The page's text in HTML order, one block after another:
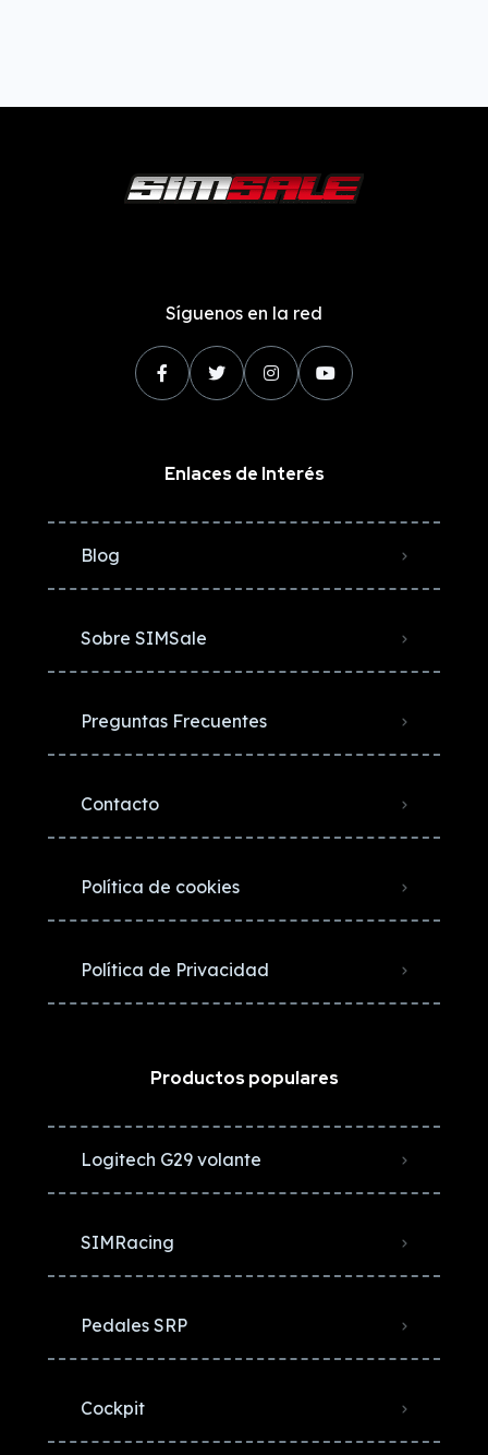
Síguenos en la red
Enlaces de Interés
Blog
Sobre SIMSale
Preguntas Frecuentes
Contacto
Política de cookies
Política de Privacidad
Productos populares
Logitech G29 volante
SIMRacing
Pedales SRP
Cockpit